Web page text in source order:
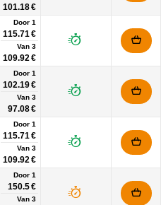
101.18 €
Door 1
115.71 €
Van 3
109.92 €
Door 1
102.19 €
Van 3
97.08 €
Door 1
115.71 €
Van 3
109.92 €
Door 1
150.5 €
Van 3